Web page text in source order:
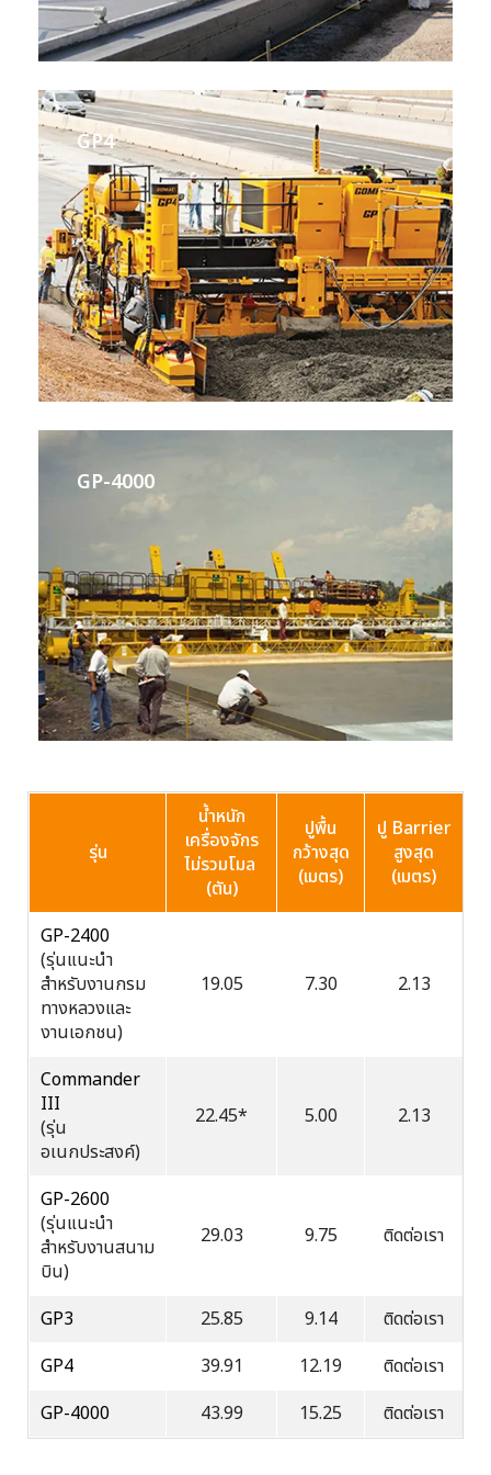
GP4
GP-4000
รุ่น
น้ำหนัก
เครื่องจักร
ไม่รวมโมล
(ตัน)
ปูพื้น
กว้างสุด
(เมตร)
ปู Barrier
สูงสุด
(เมตร)
GP-2400
(รุ่นแนะนำ
สำหรับงานกรม
ทางหลวงและ
งานเอกชน)
19.05 7.30 2.13
Commander
III
(รุ่น
อเนกประสงค์)
22.45* 5.00 2.13
GP-2600
(รุ่นแนะนำ
สำหรับงานสนาม
บิน)
29.03 9.75 ติดต่อเรา
GP3 25.85 9.14
ติดต่อเรา
GP4
39.91 12.19
ติดต่อเรา
GP-4000
43.99 15.25 ติดต่อเรา